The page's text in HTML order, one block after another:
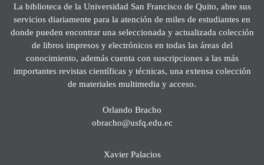
La biblioteca de la Universidad San Francisco de Quito, abre sus
servicios diariamente para la atención de miles de estudiantes en
donde pueden encontrar una seleccionada y actualizada colección
de libros impresos y electrónicos en todas las áreas del
conocimiento, además cuenta con suscripciones a las más
importantes revistas científicas y técnicas, una extensa colección
de materiales multimedia y acceso.
Orlando Bracho
obracho@usfq.edu.ec
Xavier Palacios